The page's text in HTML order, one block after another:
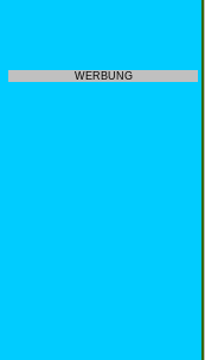
WERBUNG